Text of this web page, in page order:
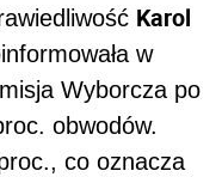
Karol
w
Wyborcza po
obwodów.
co oznacza